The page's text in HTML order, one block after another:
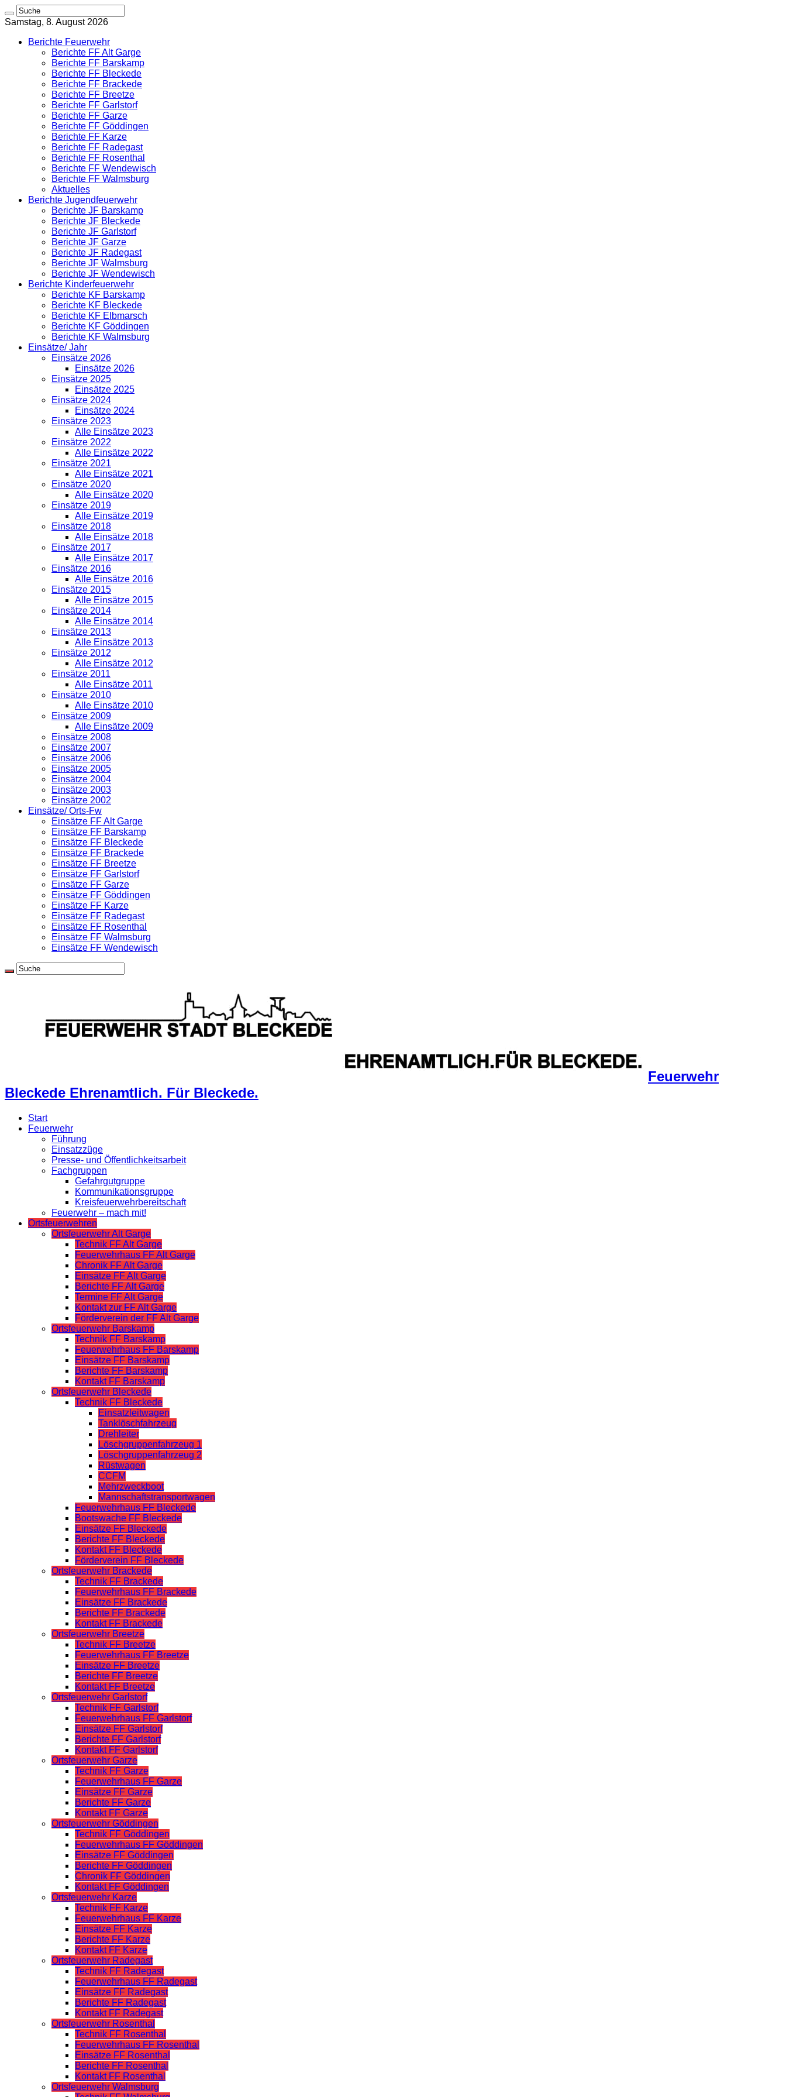
Samstag, 8. August 2026
Berichte Feuerwehr
Berichte FF Alt Garge
Berichte FF Barskamp
Berichte FF Bleckede
Berichte FF Brackede
Berichte FF Breetze
Berichte FF Garlstorf
Berichte FF Garze
Berichte FF Göddingen
Berichte FF Karze
Berichte FF Radegast
Berichte FF Rosenthal
Berichte FF Wendewisch
Berichte FF Walmsburg
Aktuelles
Berichte Jugendfeuerwehr
Berichte JF Barskamp
Berichte JF Bleckede
Berichte JF Garlstorf
Berichte JF Garze
Berichte JF Radegast
Berichte JF Walmsburg
Berichte JF Wendewisch
Berichte Kinderfeuerwehr
Berichte KF Barskamp
Berichte KF Bleckede
Berichte KF Elbmarsch
Berichte KF Göddingen
Berichte KF Walmsburg
Einsätze/ Jahr
Einsätze 2026
Einsätze 2026
Einsätze 2025
Einsätze 2025
Einsätze 2024
Einsätze 2024
Einsätze 2023
Alle Einsätze 2023
Einsätze 2022
Alle Einsätze 2022
Einsätze 2021
Alle Einsätze 2021
Einsätze 2020
Alle Einsätze 2020
Einsätze 2019
Alle Einsätze 2019
Einsätze 2018
Alle Einsätze 2018
Einsätze 2017
Alle Einsätze 2017
Einsätze 2016
Alle Einsätze 2016
Einsätze 2015
Alle Einsätze 2015
Einsätze 2014
Alle Einsätze 2014
Einsätze 2013
Alle Einsätze 2013
Einsätze 2012
Alle Einsätze 2012
Einsätze 2011
Alle Einsätze 2011
Einsätze 2010
Alle Einsätze 2010
Einsätze 2009
Alle Einsätze 2009
Einsätze 2008
Einsätze 2007
Einsätze 2006
Einsätze 2005
Einsätze 2004
Einsätze 2003
Einsätze 2002
Einsätze/ Orts-Fw
Einsätze FF Alt Garge
Einsätze FF Barskamp
Einsätze FF Bleckede
Einsätze FF Brackede
Einsätze FF Breetze
Einsätze FF Garlstorf
Einsätze FF Garze
Einsätze FF Göddingen
Einsätze FF Karze
Einsätze FF Radegast
Einsätze FF Rosenthal
Einsätze FF Walmsburg
Einsätze FF Wendewisch
Feuerwehr
Bleckede Ehrenamtlich. Für Bleckede.
Start
Feuerwehr
Führung
Einsatzzüge
Presse- und Öffentlichkeitsarbeit
Fachgruppen
Gefahrgutgruppe
Kommunikationsgruppe
Kreisfeuerwehrbereitschaft
Feuerwehr – mach mit!
Ortsfeuerwehren
Ortsfeuerwehr Alt Garge
Technik FF Alt Garge
Feuerwehrhaus FF Alt Garge
Chronik FF Alt Garge
Einsätze FF Alt Garge
Berichte FF Alt Garge
Termine FF Alt Garge
Kontakt zur FF Alt Garge
Förderverein der FF Alt Garge
Ortsfeuerwehr Barskamp
Technik FF Barskamp
Feuerwehrhaus FF Barskamp
Einsätze FF Barskamp
Berichte FF Barskamp
Kontakt FF Barskamp
Ortsfeuerwehr Bleckede
Technik FF Bleckede
Einsatzleitwagen
Tanklöschfahrzeug
Drehleiter
Löschgruppenfahrzeug 1
Löschgruppenfahrzeug 2
Rüstwagen
CCFM
Mehrzweckboot
Mannschaftstransportwagen
Feuerwehrhaus FF Bleckede
Bootswache FF Bleckede
Einsätze FF Bleckede
Berichte FF Bleckede
Kontakt FF Bleckede
Förderverein FF Bleckede
Ortsfeuerwehr Brackede
Technik FF Brackede
Feuerwehrhaus FF Brackede
Einsätze FF Brackede
Berichte FF Brackede
Kontakt FF Brackede
Ortsfeuerwehr Breetze
Technik FF Breetze
Feuerwehrhaus FF Breetze
Einsätze FF Breetze
Berichte FF Breetze
Kontakt FF Breetze
Ortsfeuerwehr Garlstorf
Technik FF Garlstorf
Feuerwehrhaus FF Garlstorf
Einsätze FF Garlstorf
Berichte FF Garlstorf
Kontakt FF Garlstorf
Ortsfeuerwehr Garze
Technik FF Garze
Feuerwehrhaus FF Garze
Einsätze FF Garze
Berichte FF Garze
Kontakt FF Garze
Ortsfeuerwehr Göddingen
Technik FF Göddingen
Feuerwehrhaus FF Göddingen
Einsätze FF Göddingen
Berichte FF Göddingen
Chronik FF Göddingen
Kontakt FF Göddingen
Ortsfeuerwehr Karze
Technik FF Karze
Feuerwehrhaus FF Karze
Einsätze FF Karze
Berichte FF Karze
Kontakt FF Karze
Ortsfeuerwehr Radegast
Technik FF Radegast
Feuerwehrhaus FF Radegast
Einsätze FF Radegast
Berichte FF Radegast
Kontakt FF Radegast
Ortsfeuerwehr Rosenthal
Technik FF Rosenthal
Feuerwehrhaus FF Rosenthal
Einsätze FF Rosenthal
Berichte FF Rosenthal
Kontakt FF Rosenthal
Ortsfeuerwehr Walmsburg